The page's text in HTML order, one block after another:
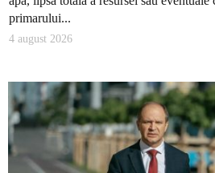
primarului...
4 august 2026